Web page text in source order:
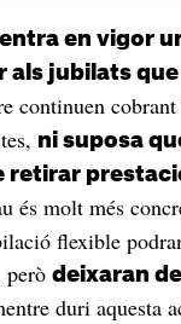
en vigor
als jubilats
continuen
ni suposa
retirar
és molt més
flexible
però deixaran
duri aquesta